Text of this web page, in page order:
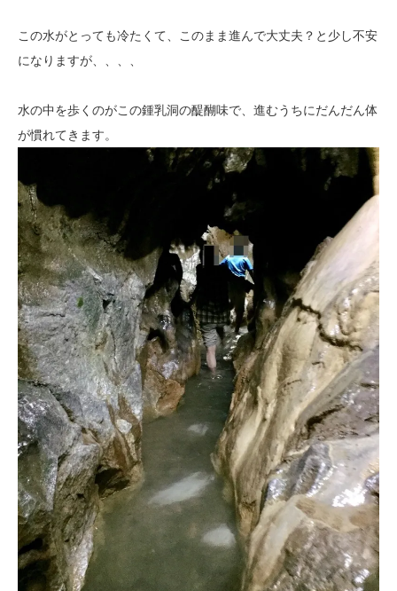
この水がとっても冷たくて、このまま進んで大丈夫？と少し不安
になりますが、、、、
水の中を歩くのがこの鍾乳洞の醍醐味で、進むうちにだんだん体
が慣れてきます。